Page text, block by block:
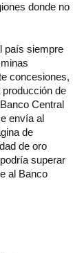
donde no
país siempre
concesiones,
producción de
Central
envía al
de
de oro
superar
al Banco